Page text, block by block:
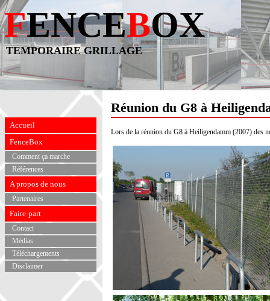
FENCEBOX
TEMPORAIRE GRILLAGE
Accueil
FenceBox
Comment ça marche
Références
A propos de nous
Partenaires
Faire-part
Contact
Médias
Téléchargements
Disclaimer
Réunion du G8 à
Lors de la réunion du G8 à Heiligendamm (2007) des